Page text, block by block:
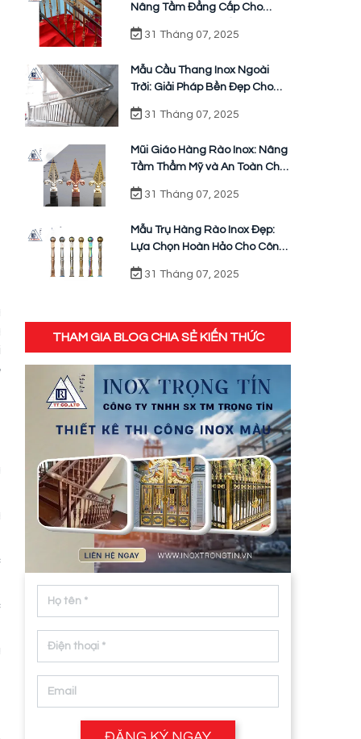
Nâng Tầm Đẳng Cấp Cho
31 Tháng 07, 2025
Mẫu Cầu Thang Inox Ngoài
Trời: Giải Pháp Bền Đẹp Cho
31 Tháng 07, 2025
Mũi Giáo Hàng Rào Inox: Nâng
Tầm Thẩm Mỹ và An Toàn Cho
31 Tháng 07, 2025
Mẫu Trụ Hàng Rào Inox Đẹp:
Lựa Chọn Hoàn Hảo Cho Công
31 Tháng 07, 2025
THAM GIA BLOG CHIA SẺ KIẾN THỨC